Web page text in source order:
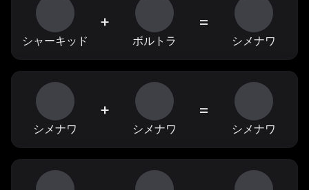
シャーキッド
+
ボルトラ
=
シメナワ
シメナワ
+
シメナワ
=
シメナワ